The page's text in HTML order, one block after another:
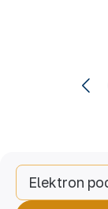
Elektron